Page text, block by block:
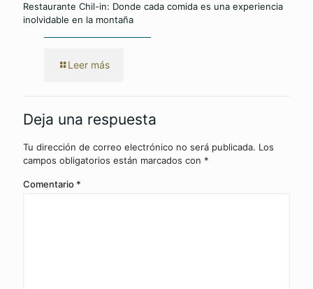
Restaurante Chil-in: Donde cada comida es una experiencia
inolvidable en la montaña
Leer más
Deja una respuesta
Tu dirección de correo electrónico no será publicada. Los
campos obligatorios están marcados con *
Comentario *